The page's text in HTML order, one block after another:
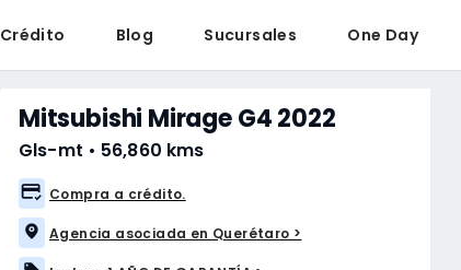
Crédito Blog Sucursales One Day
Mitsubishi Mirage G4 2022
Gls-mt • 56,860 kms
Compra a crédito.
Agencia asociada en Querétaro >